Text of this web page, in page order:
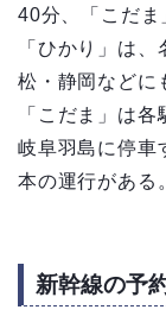
40分、「こだま
「ひかり」は
松・静岡などに
「こだま」は各
岐阜羽島に停車
本の運行がある。
新幹線の予